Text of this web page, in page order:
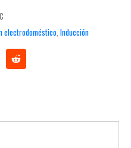
electrodoméstico, Inducción